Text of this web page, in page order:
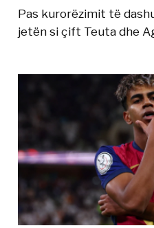
Pas kurorëzimit të
jetën si çift Teuta dhe